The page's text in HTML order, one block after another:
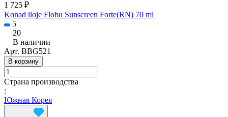
1 725 ₽
Konad iloje Flobu Sunscreen Forte(RN) 70 ml
5
20
В наличии
Арт. BBG521
В корзину
Страна производства
:
Южная Корея